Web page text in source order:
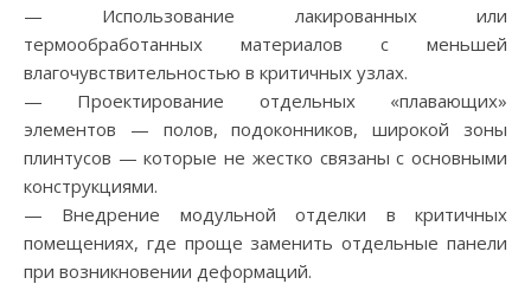
— Использование лакированных или
термообработанных материалов с меньшей
влагочувствительностью в критичных узлах.
— Проектирование отдельных «плавающих»
элементов — полов, подоконников, широкой зоны
плинтусов — которые не жестко связаны с основными
конструкциями.
— Внедрение модульной отделки в критичных
помещениях, где проще заменить отдельные панели
при возникновении деформаций.